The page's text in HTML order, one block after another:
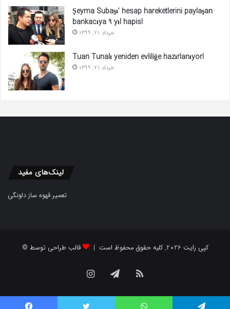
Şeyma Subaşı’ hesap hareketlerini paylaşan
bankacıya 9 yıl hapis!
خرداد 21, 1399
Tuan Tunalı yeniden evliliğe hazırlanıyor!
خرداد 21, 1399
لینک‌های مفید
تعمیر قهوه ساز دلونگی
© کپی رایت 2026, کلیه حقوق محفوظ است | قالب طراحی توسط
InstagramTelegram
RSS